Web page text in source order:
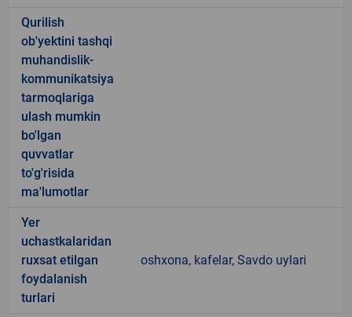
Qurilish
ob'yektini tashqi
muhandislik-
kommunikatsiya
tarmoqlariga
ulash mumkin
bo'lgan
quvvatlar
to'g'risida
ma'lumotlar
Yer
uchastkalaridan
ruxsat etilgan
foydalanish
turlari
oshxona, kafelar, Savdo uylari